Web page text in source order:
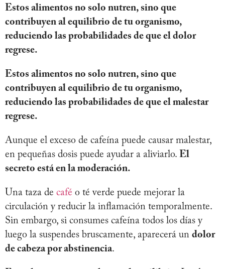
Estos alimentos no solo nutren, sino que
contribuyen al equilibrio de tu organismo,
reduciendo las probabilidades de que el dolor
regrese.
Estos alimentos no solo nutren, sino que
contribuyen al equilibrio de tu organismo,
reduciendo las probabilidades de que el malestar
regrese.
Aunque el exceso de cafeína puede causar malestar,
en pequeñas dosis puede ayudar a aliviarlo. El
secreto está en la moderación.
Una taza de café o té verde puede mejorar la
circulación y reducir la inflamación temporalmente.
Sin embargo, si consumes cafeína todos los días y
luego la suspendes bruscamente, aparecerá un dolor
de cabeza por abstinencia.